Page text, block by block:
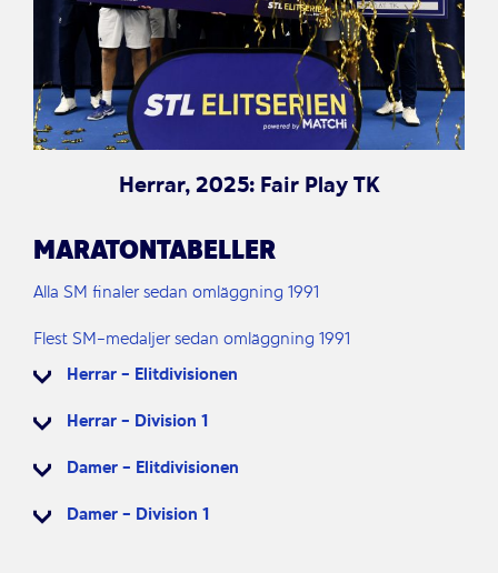
Herrar, 2025: Fair Play TK
MARATONTABELLER
Alla SM finaler sedan omläggning 1991
Flest SM-medaljer sedan omläggning 1991
Herrar - Elitdivisionen
Herrar - Division 1
Damer - Elitdivisionen
Damer - Division 1